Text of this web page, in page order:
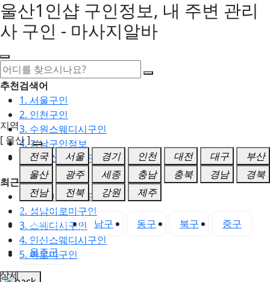
울산1인샵 구인정보, 내 주변 관리
사 구인 - 마사지알바
추천검색어
1. 서울구인
2. 인천구인
3. 수원스웨디시구인
4. 강남구인정보
5. 동탄스웨디시구인
최근검색어
1. 일산마사지구인
2. 성남아로마구인
3. 스웨디시구인
4. 안산스웨디시구인
5. 아로마구인
지역
[ 울산 ]
전국
서울 경기 인천 대전 대구
부산
울산
광주 세종 충남 충북 경남
경북
전남
전북 강원 제주
울산 전체 남구 동구 북구 중구
울주군
상세